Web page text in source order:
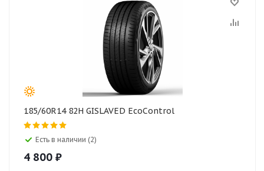
185/60R14 82H GISLAVED EcoControl
Есть в наличии (2)
4 800 ₽